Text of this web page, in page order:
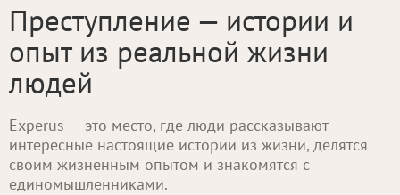
Преступление — истории и
опыт из реальной жизни
людей
Experus — это место, где люди рассказывают
интересные настоящие истории из жизни, делятся
своим жизненным опытом и знакомятся с
единомышленниками.